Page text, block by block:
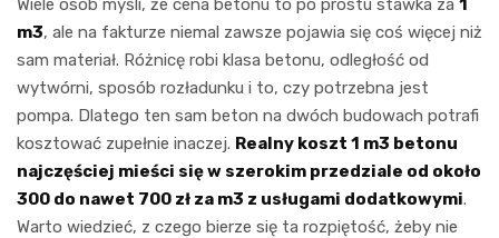
m3, ale na fakturze niemal zawsze pojawia się coś więcej niż
sam materiał. Różnicę robi klasa betonu, odległość od
wytwórni, sposób rozładunku i to, czy potrzebna jest
pompa. Dlatego ten sam beton na dwóch budowach potrafi
kosztować zupełnie inaczej. Realny koszt 1 m3 betonu
najczęściej mieści się w szerokim przedziale od około
300 do nawet 700 zł za m3 z usługami dodatkowymi.
Warto wiedzieć, z czego bierze się ta rozpiętość, żeby nie